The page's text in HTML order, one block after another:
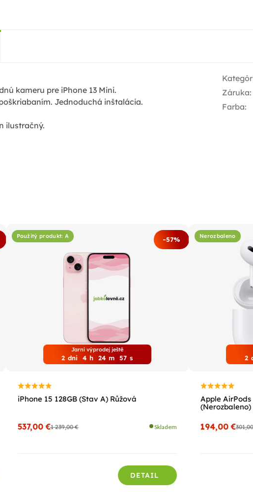
kameru pre iPhone 13 Mini.
Jednoduchá inštalácia.
ilustračný.
Záruka:
Farba:
Použitý produkt: A -57%
Jarní výprodej ještě
2 dni 4 h 24 m 56 s
iPhone 15 128GB (Stav A) Růžová
1 239,00 €
537,00 € Skladem
DETAIL
Nerozbaleno
2
Apple AirPods
(Nerozbaleno)
194,00 €